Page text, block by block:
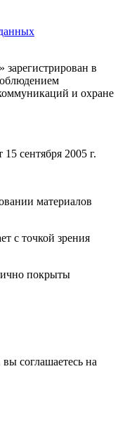
зарегистрирован в
и охране
сентября 2005 г.
материалов
с точкой зрения
покрыты
соглашаетесь на